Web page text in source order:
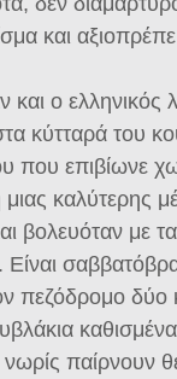
και
ο ελληνικός
κύτταρά του
που επιβίωνε
καλύτερης
βολευόταν με
πεζόδρομο δύο
νωρίς παίρνουν